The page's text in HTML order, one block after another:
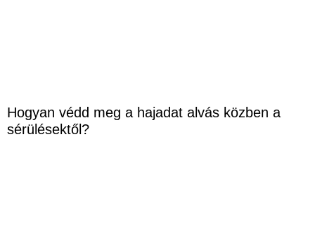
Hogyan védd meg a hajadat alvás közben a
sérülésektől?